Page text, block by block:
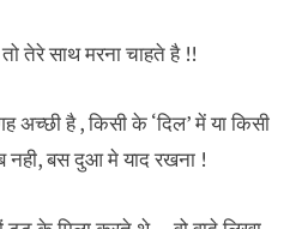
तेरे साथ मरना चाहते है !!
अच्छी है , किसी के ‘दिल’ में या किसी
नही, बस दुआ मे याद रखना !